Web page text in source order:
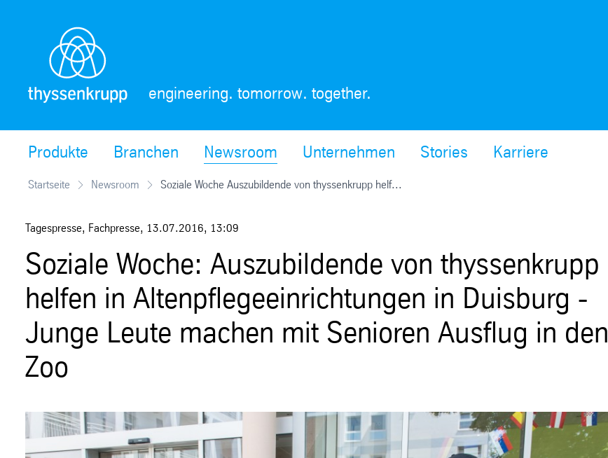
engineering. tomorrow. together.
Produkte Branchen Newsroom Unternehmen Stories Karriere
Startseite Newsroom Soziale Woche Auszubildende von thyssenkrupp helf...
Tagespresse, Fachpresse, 13.07.2016, 13:09
Soziale Woche: Auszubildende von thyssenkrupp
helfen in Altenpflegeeinrichtungen in Duisburg -
Junge Leute machen mit Senioren Ausflug in den
Zoo